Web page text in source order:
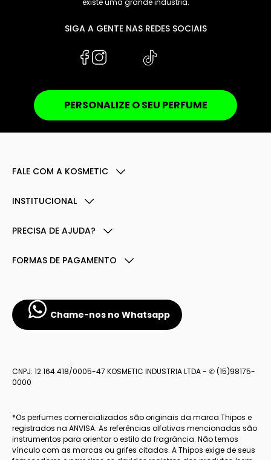
existe uma grande indústria.
SIGA A GENTE NAS REDES SOCIAIS
PERSONALIZE O SEU PERFUME
FALE COM A KOSMETIC
INSTITUCIONAL
PRECISA DE AJUDA?
FORMAS DE PAGAMENTO
Chame-nos no Whatsapp
CNPJ: 12.164.418/0005-47 KOSMETIC INDUSTRIA LTDA - ✆ (15)98175-
0000
*Os perfumes comercializados são originais da marca Thipos e
registrados na ANVISA. As referências olfativas mencionadas são
instrumentos para orientar o estilo da fragrância. Não temos
vínculo com as marcas ou grifes citadas. A Thipos exige de seus